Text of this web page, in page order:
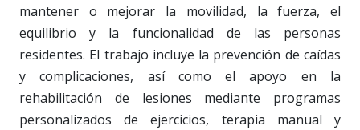
mantener o mejorar la movilidad, la fuerza, el
equilibrio y la funcionalidad de las personas
residentes. El trabajo incluye la prevención de caídas
y complicaciones, así como el apoyo en la
rehabilitación de lesiones mediante programas
personalizados de ejercicios, terapia manual y